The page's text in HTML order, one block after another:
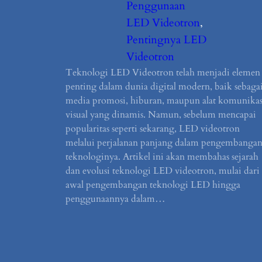
Penggunaan
LED Videotron
Pentingnya LED
Videotron
Teknologi LED Videotron telah menjadi elemen
penting dalam dunia digital modern, baik sebagai
media promosi, hiburan, maupun alat
visual yang dinamis. Namun, sebelum mencapai
popularitas seperti sekarang, LED videotron
melalui perjalanan panjang dalam pengembangan
teknologinya. Artikel ini akan membahas sejarah
dan evolusi teknologi LED videotron, mulai dari
awal pengembangan teknologi LED hingga
penggunaannya dalam…